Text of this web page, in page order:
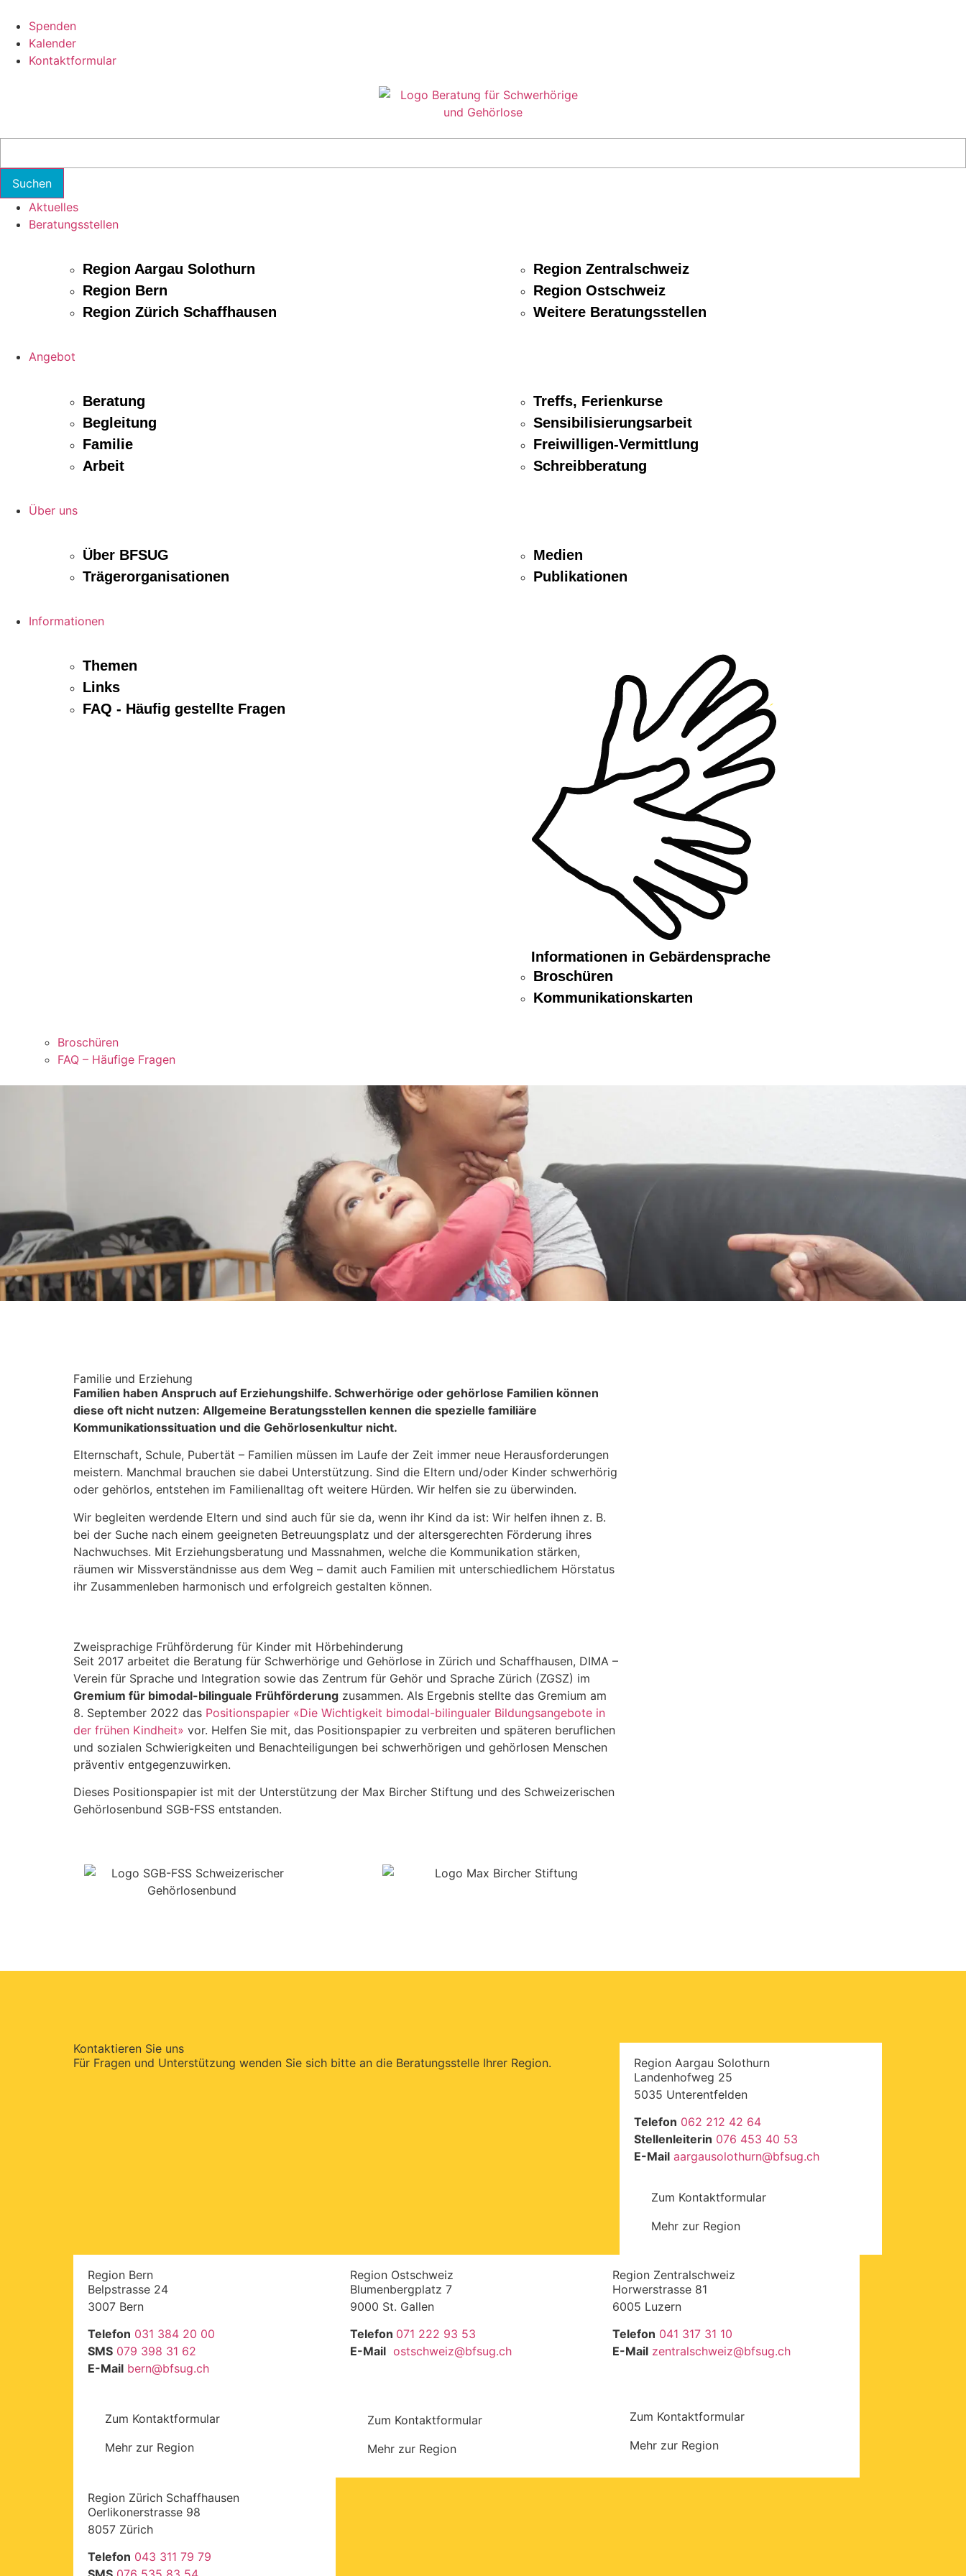
Spenden
Kalender
Kontaktformular
Aktuelles
Beratungsstellen
Region Aargau Solothurn
Region Bern
Region Zürich Schaffhausen
Region Zentralschweiz
Region Ostschweiz
Weitere Beratungsstellen
Angebot
Beratung
Begleitung
Familie
Arbeit
Treffs, Ferienkurse
Sensibilisierungsarbeit
Freiwilligen-Vermittlung
Schreibberatung
Über uns
Über BFSUG
Trägerorganisationen
Medien
Publikationen
Informationen
Themen
Links
FAQ - Häufig gestellte Fragen
Informationen in Gebärdensprache
Broschüren
Kommunikationskarten
Broschüren
FAQ – Häufige Fragen
Familie und Erziehung
Familien haben Anspruch auf Erziehungshilfe. Schwerhörige oder gehörlose Familien können
diese oft nicht nutzen: Allgemeine Beratungsstellen kennen die spezielle familiäre
Kommunikationssituation und die Gehörlosenkultur nicht.
Elternschaft, Schule, Pubertät – Familien müssen im Laufe der Zeit immer neue Herausforderungen
meistern. Manchmal brauchen sie dabei Unterstützung. Sind die Eltern und/oder Kinder schwerhörig
oder gehörlos, entstehen im Familienalltag oft weitere Hürden. Wir helfen sie zu überwinden.
Wir begleiten werdende Eltern und sind auch für sie da, wenn ihr Kind da ist: Wir helfen ihnen z. B.
bei der Suche nach einem geeigneten Betreuungsplatz und der altersgerechten Förderung ihres
Nachwuchses. Mit Erziehungsberatung und Massnahmen, welche die Kommunikation stärken,
räumen wir Missverständnisse aus dem Weg – damit auch Familien mit unterschiedlichem Hörstatus
ihr Zusammenleben harmonisch und erfolgreich gestalten können.
Zweisprachige Frühförderung für Kinder mit Hörbehinderung
Seit 2017 arbeitet die Beratung für Schwerhörige und Gehörlose in Zürich und Schaffhausen, DIMA –
Verein für Sprache und Integration sowie das Zentrum für Gehör und Sprache Zürich (ZGSZ) im
Gremium für bimodal-bilinguale Frühförderung zusammen. Als Ergebnis stellte das Gremium am
8. September 2022 das Positionspapier «Die Wichtigkeit bimodal-bilingualer Bildungsangebote in
der frühen Kindheit» vor. Helfen Sie mit, das Positionspapier zu verbreiten und späteren beruflichen
und sozialen Schwierigkeiten und Benachteiligungen bei schwerhörigen und gehörlosen Menschen
präventiv entgegenzuwirken.
Dieses Positionspapier ist mit der Unterstützung der Max Bircher Stiftung und des Schweizerischen
Gehörlosenbund SGB-FSS entstanden.
Kontaktieren Sie uns
Für Fragen und Unterstützung wenden Sie sich bitte an die Beratungsstelle Ihrer Region.
Region Aargau Solothurn
Landenhofweg 25
5035 Unterentfelden
Telefon 062 212 42 64
Stellenleiterin 076 453 40 53
E-Mail aargausolothurn@bfsug.ch
Zum Kontaktformular
Mehr zur Region
Region Bern
Belpstrasse 24
3007 Bern
Telefon 031 384 20 00
SMS 079 398 31 62
E-Mail bern@bfsug.ch
Zum Kontaktformular
Mehr zur Region
Region Ostschweiz
Blumenbergplatz 7
9000 St. Gallen
Telefon 071 222 93 53
E-Mail ostschweiz@bfsug.ch
Zum Kontaktformular
Mehr zur Region
Region Zentralschweiz
Horwerstrasse 81
6005 Luzern
Telefon 041 317 31 10
E-Mail zentralschweiz@bfsug.ch
Zum Kontaktformular
Mehr zur Region
Region Zürich Schaffhausen
Oerlikonerstrasse 98
8057 Zürich
Telefon 043 311 79 79